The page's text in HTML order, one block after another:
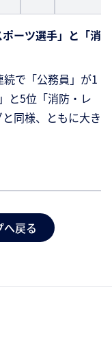
ーツ選手」と「消
で「公務員」が1
と5位「消防・レ
同様、ともに大き
戻る